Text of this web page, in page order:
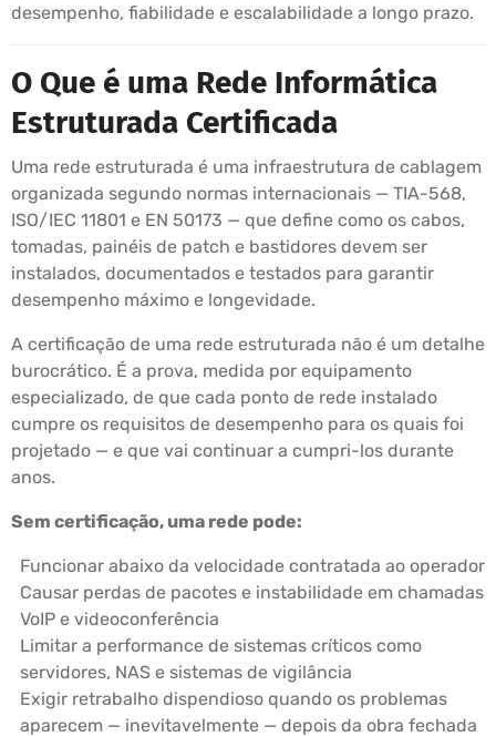
desempenho, fiabilidade e escalabilidade a longo prazo.
O Que é uma Rede Informática
Estruturada Certificada
Uma rede estruturada é uma infraestrutura de cablagem
organizada segundo normas internacionais — TIA-568,
ISO/IEC 11801 e EN 50173 — que define como os cabos,
tomadas, painéis de patch e bastidores devem ser
instalados, documentados e testados para garantir
desempenho máximo e longevidade.
A certificação de uma rede estruturada não é um detalhe
burocrático. É a prova, medida por equipamento
especializado, de que cada ponto de rede instalado
cumpre os requisitos de desempenho para os quais foi
projetado — e que vai continuar a cumpri-los durante
anos.
Sem certificação, uma rede pode:
Funcionar abaixo da velocidade contratada ao operador
Causar perdas de pacotes e instabilidade em chamadas
VoIP e videoconferência
Limitar a performance de sistemas críticos como
servidores, NAS e sistemas de vigilância
Exigir retrabalho dispendioso quando os problemas
aparecem — inevitavelmente — depois da obra fechada